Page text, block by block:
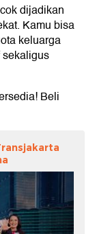
dijadikan
Kamu bisa
keluarga
Beli